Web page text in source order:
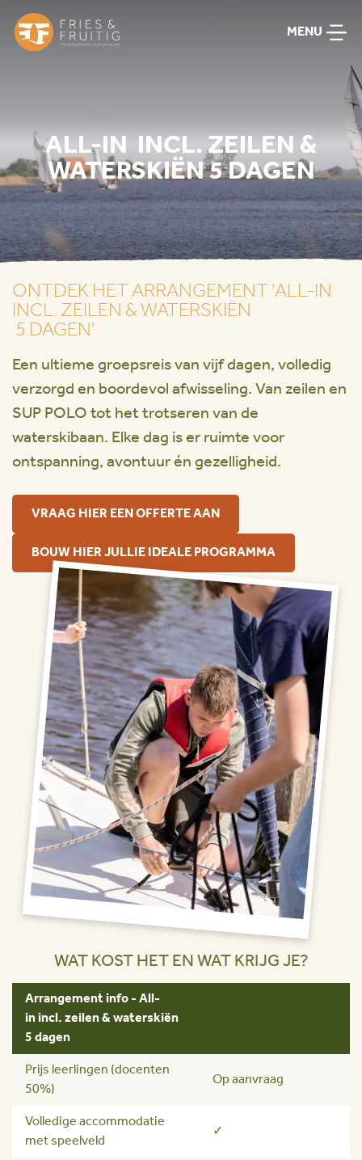
MENU
ALL-IN INCL. ZEILEN &
WATERSKIËN 5 DAGEN
ONTDEK HET ARRANGEMENT 'ALL-IN
INCL. ZEILEN & WATERSKIËN
5 DAGEN'
Een ultieme groepsreis van vijf dagen, volledig
verzorgd en boordevol afwisseling. Van zeilen en
SUP POLO tot het trotseren van de
waterskibaan. Elke dag is er ruimte voor
ontspanning, avontuur én gezelligheid.
VRAAG HIER EEN OFFERTE AAN
BOUW HIER JULLIE IDEALE PROGRAMMA
WAT KOST HET EN WAT KRIJG JE?
Arrangement info - All-
in incl. zeilen & waterskiën
5 dagen
Prijs leerlingen (docenten
50%)
Op aanvraag
Volledige accommodatie
met speelveld
✓